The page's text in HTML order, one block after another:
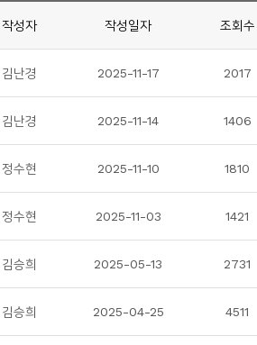
작성자 작성일자 조회수
김난경 2025-11-17 2017
김난경 2025-11-14 1406
정수현 2025-11-10 1810
정수현 2025-11-03 1421
김승희 2025-05-13 2731
김승희 2025-04-25 4511